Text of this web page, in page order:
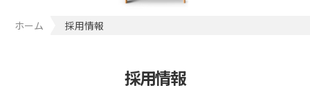
ホーム 採用情報
採用情報